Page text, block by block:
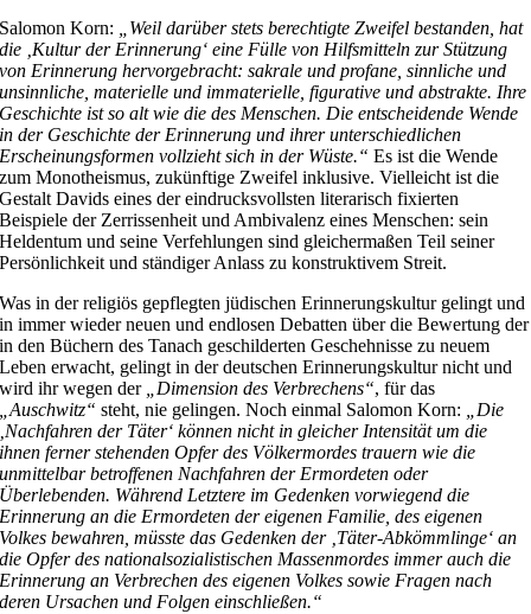
Salomon Korn:
„Weil darüber stets berechtigte Zweifel bestanden, hat
die ‚Kultur der Erinnerung‘ eine Fülle von Hilfsmitteln zur Stützung
von Erinnerung hervorgebracht: sakrale und profane, sinnliche und
unsinnliche, materielle und immaterielle, figurative und abstrakte. Ihre
Geschichte ist so alt wie die des Menschen. Die entscheidende Wende
in der Geschichte der Erinnerung und ihrer unterschiedlichen
Erscheinungsformen vollzieht sich in der Wüste.“ Es ist die Wende
zum Monotheismus, zukünftige Zweifel inklusive. Vielleicht ist die
Gestalt Davids eines der eindrucksvollsten literarisch fixierten
Beispiele der Zerrissenheit und Ambivalenz eines Menschen: sein
Heldentum und seine Verfehlungen sind gleichermaßen Teil seiner
Persönlichkeit und ständiger Anlass zu konstruktivem Streit.
Was in der religiös gepflegten jüdischen Erinnerungskultur gelingt und
in immer wieder neuen und endlosen Debatten über die Bewertung der
in den Büchern des Tanach geschilderten Geschehnisse zu neuem
Leben erwacht, gelingt in der deutschen Erinnerungskultur nicht und
wird ihr wegen der
„Dimension des Verbrechens“, für das
„Auschwitz“steht, nie gelingen. Noch einmal Salomon Korn:
„Die
‚Nachfahren der Täter‘ können nicht in gleicher Intensität um die
ihnen ferner stehenden Opfer des Völkermordes trauern wie die
unmittelbar betroffenen Nachfahren der Ermordeten oder
Überlebenden. Während Letztere im Gedenken vorwiegend die
Erinnerung an die Ermordeten der eigenen Familie, des eigenen
Volkes bewahren, müsste das Gedenken der ‚Täter-Abkömmlinge‘ an
die Opfer des nationalsozialistischen Massenmordes immer auch die
Erinnerung an Verbrechen des eigenen Volkes sowie Fragen nach
deren Ursachen und Folgen einschließen.“